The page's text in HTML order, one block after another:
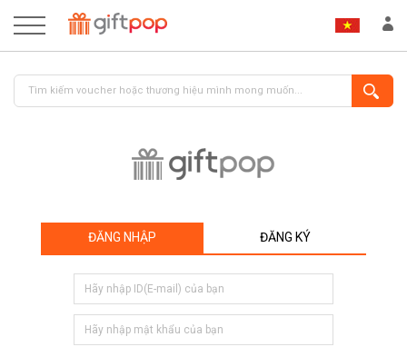
ĐĂNG NHẬP ĐĂNG KÝ